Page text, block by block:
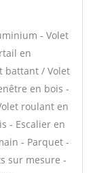
- Volet
en
battant / Volet
en bois -
roulant en
- Escalier en
- Parquet -
sur mesure -